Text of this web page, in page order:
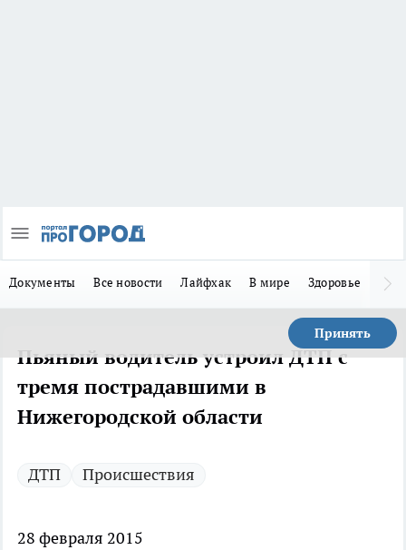
Документы Все новости Лайфхак В мире Здоровье
Принять
Пьяный водитель устроил ДТП с
тремя пострадавшими в
Нижегородской области
ДТП Происшествия
28 февраля 2015